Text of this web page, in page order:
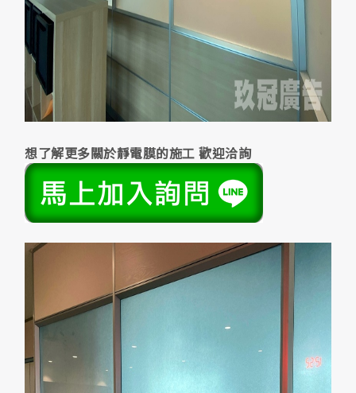
想了解更多關於靜電膜的施工 歡迎洽詢